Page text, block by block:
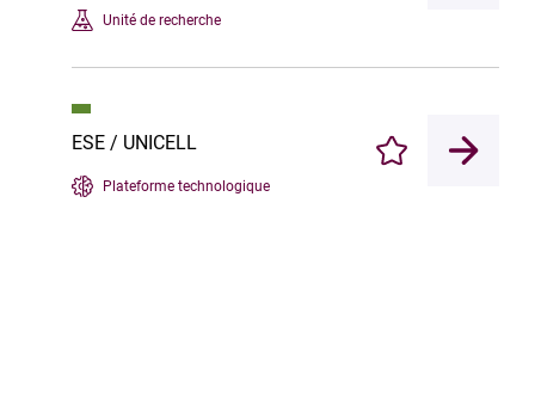
Unité de recherche
ESE / UNICELL
Plateforme technologique
Enregistrer